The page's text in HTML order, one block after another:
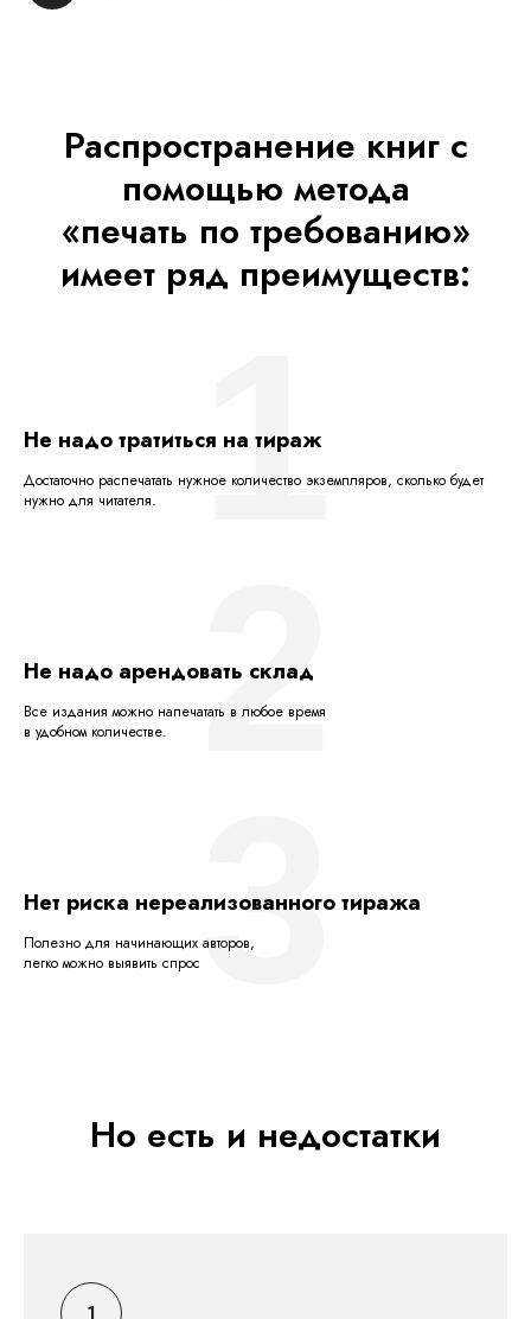
Распространение книг с
помощью метода
«печать по требованию»
имеет ряд преимуществ:
Не надо тратиться на тираж
Достаточно распечатать нужное количество экземпляров, сколько будет
нужно для читателя.
1
Не надо арендовать склад
Все издания можно напечатать в любое время
в удобном количестве.
2
Нет риска нереализованного тиража
Полезно для начинающих авторов,
легко можно выявить спрос3
Но есть и недостатки